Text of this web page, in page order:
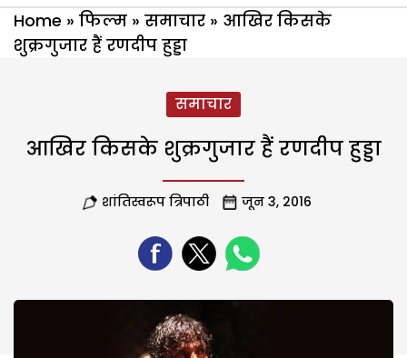
Home » फिल्म » समाचार » आखिर किसके
शुक्रगुजार हैं रणदीप हुड्डा
समाचार
आखिर किसके शुक्रगुजार हैं रणदीप हुड्डा
शांतिस्वरूप त्रिपाठी जून 3, 2016